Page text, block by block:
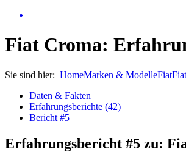
Fiat Croma:
Sie sind hier: HomeMarken & ModelleFiat
Daten & Fakten
Erfahrungsberichte (42)
Bericht #5
Erfahrungsbericht #5 zu: